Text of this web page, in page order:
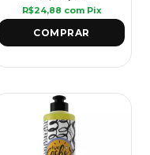
R$24,88 com Pix